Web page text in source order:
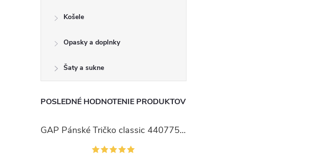
Košele
Opasky a doplnky
Šaty a sukne
POSLEDNÉ HODNOTENIE PRODUKTOV
GAP Pánské Tričko classic 440775-00